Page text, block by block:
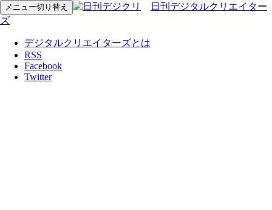
メニュー切り替え
日刊デジタルクリエイター
ズ
デジタルクリエイターズとは
RSS
Facebook
Twitter